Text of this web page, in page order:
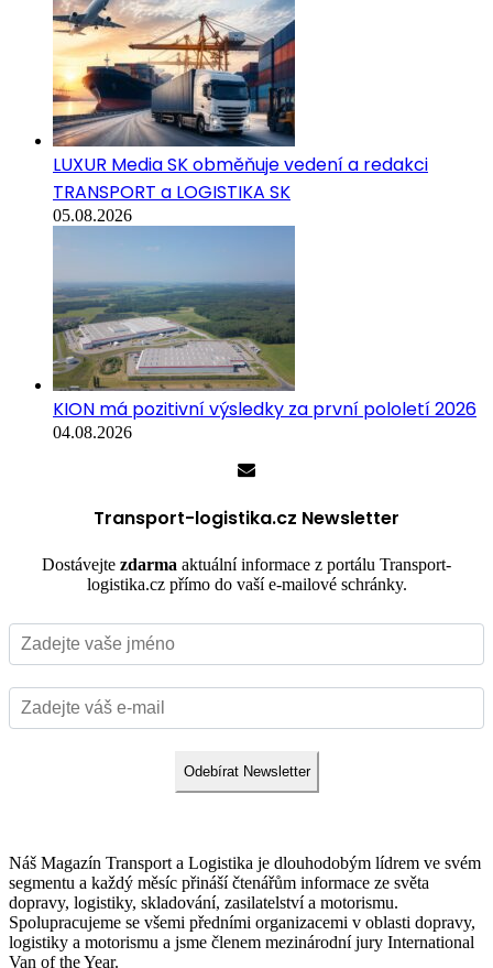
LUXUR Media SK obměňuje vedení a redakci
TRANSPORT a LOGISTIKA SK
05.08.2026
KION má pozitivní výsledky za první pololetí 2026
04.08.2026
Transport-logistika.cz Newsletter
Dostávejte zdarma aktuální informace z portálu Transport-
logistika.cz přímo do vaší e-mailové schránky.
Odebírat Newsletter
Náš Magazín Transport a Logistika je dlouhodobým lídrem ve svém
segmentu a každý měsíc přináší čtenářům informace ze světa
dopravy, logistiky, skladování, zasilatelství a motorismu.
Spolupracujeme se všemi předními organizacemi v oblasti dopravy,
logistiky a motorismu a jsme členem mezinárodní jury International
Van of the Year.